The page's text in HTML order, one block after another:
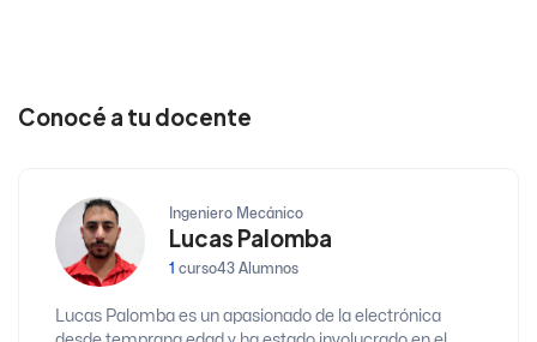
Conocé a tu docente
Ingeniero Mecánico
Lucas Palomba
1 curso43 Alumnos
Lucas Palomba es un apasionado de la electrónica